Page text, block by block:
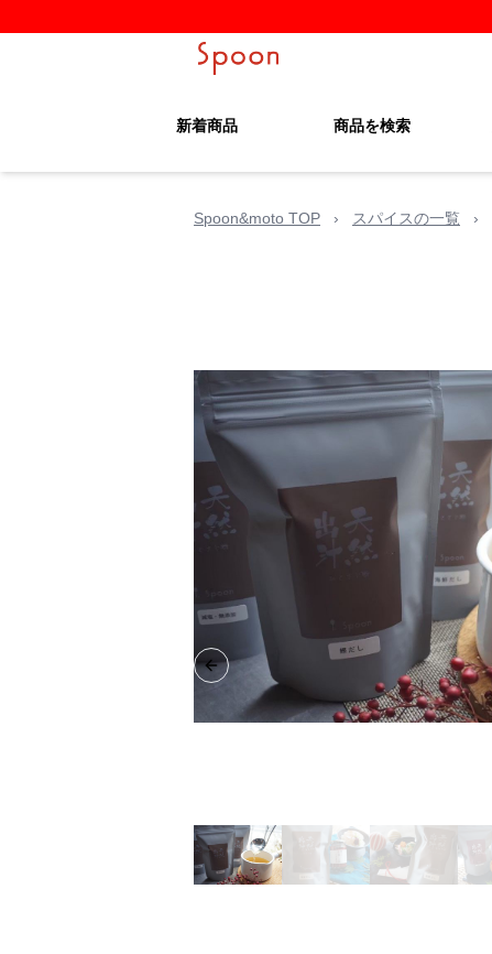
新着商品 商品を検索
Spoon&moto TOP › スパイスの一覧 ›
Previous slide